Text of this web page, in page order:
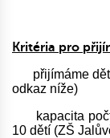
Kritéria pro
přijímáme
odkaz níže)
kapacita
10 dětí (ZŠ